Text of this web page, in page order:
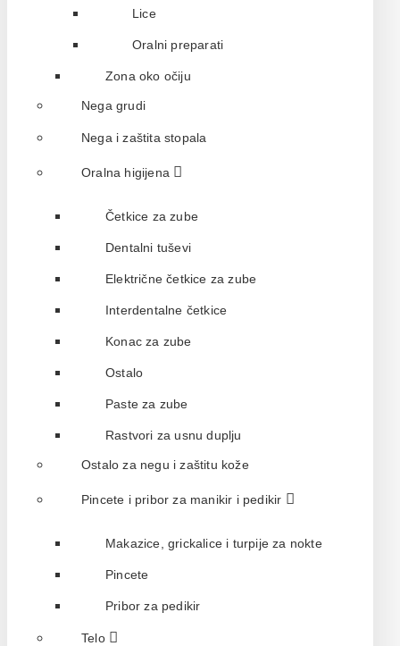
Lice
Oralni preparati
Zona oko očiju
Nega grudi
Nega i zaštita stopala
Oralna higijena
Četkice za zube
Dentalni tuševi
Električne četkice za zube
Interdentalne četkice
Konac za zube
Ostalo
Paste za zube
Rastvori za usnu duplju
Ostalo za negu i zaštitu kože
Pincete i pribor za manikir i pedikir
Makazice, grickalice i turpije za nokte
Pincete
Pribor za pedikir
Telo